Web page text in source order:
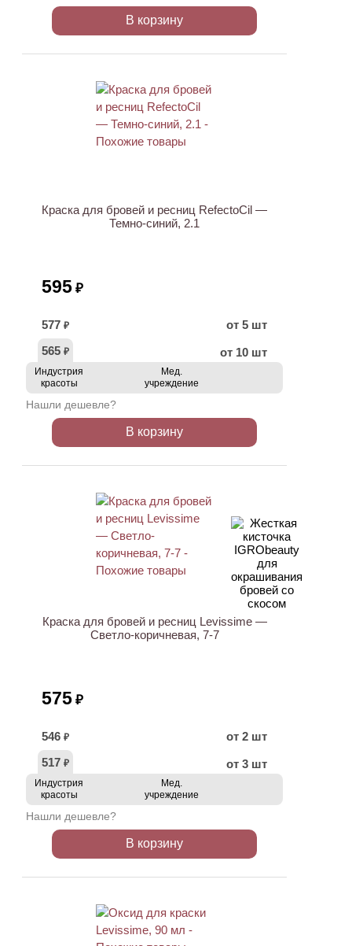
В корзину
Краска для бровей и ресниц RefectoCil —
Темно-синий, 2.1
595 ₽
577 ₽
от 5 шт
565 ₽ от 10 шт
Индустрия
красоты
Мед.
учреждение
Нашли дешевле?
В корзину
Краска для бровей и ресниц Levissime —
Светло-коричневая, 7-7
575 ₽
546 ₽
от 2 шт
517 ₽ от 3 шт
Индустрия
красоты
Мед.
учреждение
Нашли дешевле?
В корзину